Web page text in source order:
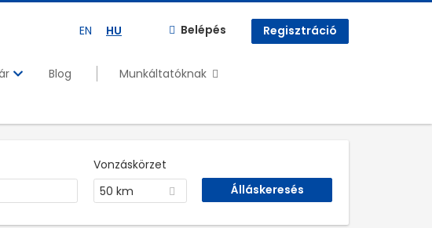
EN HU Belépés Regisztráció
Blog
Munkáltatóknak
Vonzáskörzet
50 km